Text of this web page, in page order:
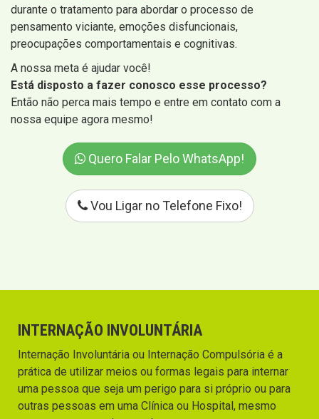
durante o tratamento para abordar o processo de
pensamento viciante, emoções disfuncionais,
preocupações comportamentais e cognitivas.
A nossa meta é ajudar você!
Está disposto a fazer conosco esse processo?
Então não perca mais tempo e entre em contato com a
nossa equipe agora mesmo!
Quero Falar Pelo WhatsApp!
Vou Ligar no Telefone Fixo!
INTERNAÇÃO INVOLUNTÁRIA
Internação Involuntária ou Internação Compulsória é a
prática de utilizar meios ou formas legais para internar
uma pessoa que seja um perigo para si próprio ou para
outras pessoas em uma Clínica ou Hospital, mesmo